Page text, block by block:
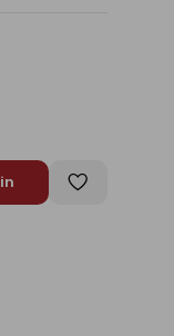
Enregistrer